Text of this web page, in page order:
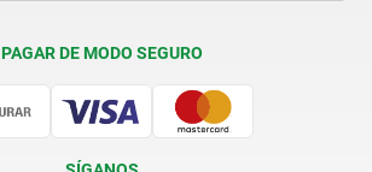
PAGAR DE MODO SEGURO